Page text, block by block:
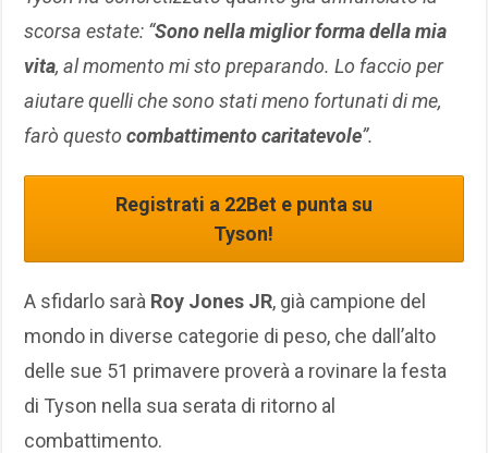
scorsa estate: “Sono nella miglior forma della mia
vita, al momento mi sto preparando. Lo faccio per
aiutare quelli che sono stati meno fortunati di me,
farò questocombattimento caritatevole”.
Registrati a 22Bet e punta su
Tyson!
A sfidarlo sarà Roy Jones JR, già campione del
mondo in diverse categorie di peso, che dall’alto
delle sue 51 primavere proverà a rovinare la festa
di Tyson nella sua serata di ritorno al
combattimento.